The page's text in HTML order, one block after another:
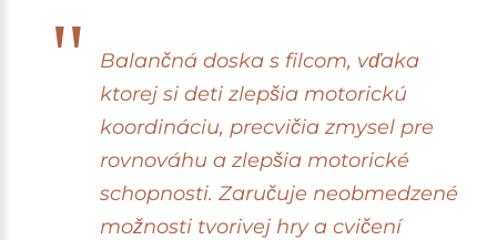
Balančná doska s filcom, vďaka
ktorej si deti zlepšia motorickú
koordináciu, precvičia zmysel pre
rovnováhu a zlepšia motorické
schopnosti. Zaručuje neobmedzené
možnosti tvorivej hry a cvičení